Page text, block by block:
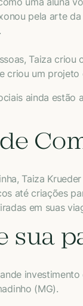
pela arte
Taiza
criou um
ainda
Taiza
até criações
em suas
sua
(MG).